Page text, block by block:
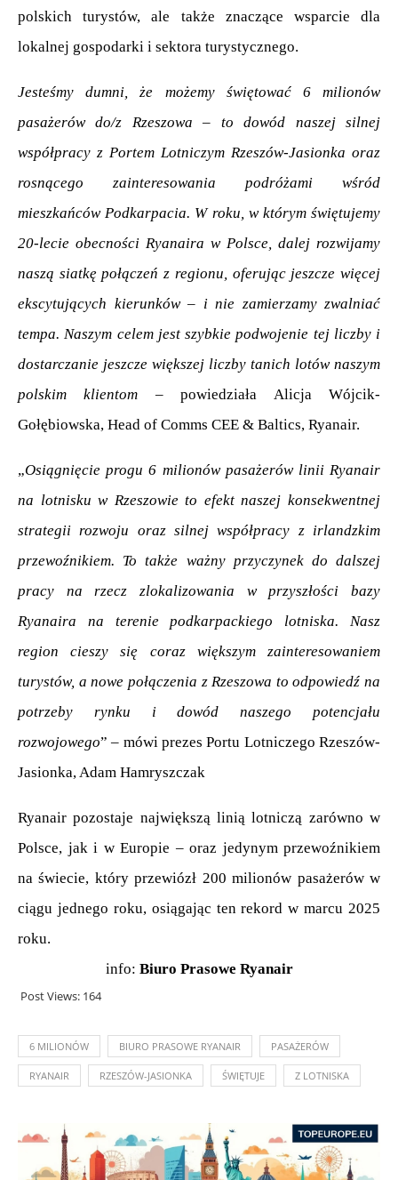
polskich turystów, ale także znaczące wsparcie dla
lokalnej gospodarki i sektora turystycznego.
Jesteśmy dumni, że możemy świętować 6 milionów
pasażerów do/z Rzeszowa – to dowód naszej silnej
współpracy z Portem Lotniczym Rzeszów-Jasionka oraz
rosnącego zainteresowania podróżami wśród
mieszkańców Podkarpacia. W roku, w którym świętujemy
20-lecie obecności Ryanaira w Polsce, dalej rozwijamy
naszą siatkę połączeń z regionu, oferując jeszcze więcej
ekscytujących kierunków – i nie zamierzamy zwalniać
tempa. Naszym celem jest szybkie podwojenie tej liczby i
dostarczanie jeszcze większej liczby tanich lotów naszym
polskim klientom – powiedziała Alicja Wójcik-
Gołębiowska, Head of Comms CEE & Baltics, Ryanair.
„Osiągnięcie progu 6 milionów pasażerów linii Ryanair
na lotnisku w Rzeszowie to efekt naszej konsekwentnej
strategii rozwoju oraz silnej współpracy z irlandzkim
przewoźnikiem. To także ważny przyczynek do dalszej
pracy na rzecz zlokalizowania w przyszłości bazy
Ryanaira na terenie podkarpackiego lotniska. Nasz
region cieszy się coraz większym zainteresowaniem
turystów, a nowe połączenia z Rzeszowa to odpowiedź na
potrzeby rynku i dowód naszego potencjału
rozwojowego” – mówi prezes Portu Lotniczego Rzeszów-
Jasionka, Adam Hamryszczak
Ryanair pozostaje największą linią lotniczą zarówno w
Polsce, jak i w Europie – oraz jedynym przewoźnikiem
na świecie, który przewiózł 200 milionów pasażerów w
ciągu jednego roku, osiągając ten rekord w marcu 2025
roku.
info: Biuro Prasowe Ryanair
Post Views: 164
6 MILIONÓW BIURO PRASOWE RYANAIR PASAŻERÓW
RYANAIR RZESZÓW-JASIONKA ŚWIĘTUJE Z LOTNISKA